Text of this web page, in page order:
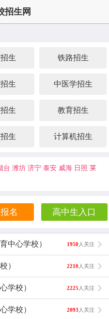
招生网
生 铁路招生
生 中医学招生
生 教育招生
生 计算机招生
台 潍坊 济宁 泰安 威海 日照 莱
名 高中生入口
中心学校） 1950 人关注
） 2210 人关注
学校） 2225 人关注
学校） 2093 人关注